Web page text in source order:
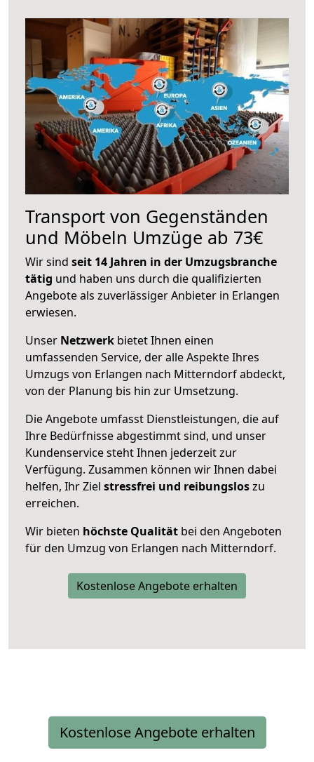
Transport von Gegenständen
und Möbeln Umzüge ab 73€
Wir sind seit 14 Jahren in der Umzugsbranche
tätig und haben uns durch die qualifizierten
Angebote als zuverlässiger Anbieter in Erlangen
erwiesen.
Unser Netzwerk bietet Ihnen einen
umfassenden Service, der alle Aspekte Ihres
Umzugs von Erlangen nach Mitterndorf abdeckt,
von der Planung bis hin zur Umsetzung.
Die Angebote umfasst Dienstleistungen, die auf
Ihre Bedürfnisse abgestimmt sind, und unser
Kundenservice steht Ihnen jederzeit zur
Verfügung. Zusammen können wir Ihnen dabei
helfen, Ihr Ziel stressfrei und reibungsloszu
erreichen.
Wir bieten höchste Qualität bei den Angeboten
für den Umzug von Erlangen nach Mitterndorf.
Kostenlose Angebote erhalten
Kostenlose Angebote erhalten